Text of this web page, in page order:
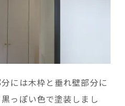
には木枠と垂れ壁部分に
っぽい色で塗装しまし